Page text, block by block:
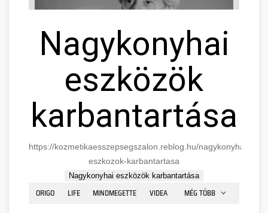
Nagykonyhai
eszközök
karbantartása
https://kozmetikaesszepsegszalon.reblog.hu/nagykonyhai-
eszkozok-karbantartasa
Nagykonyhai eszközök karbantartása